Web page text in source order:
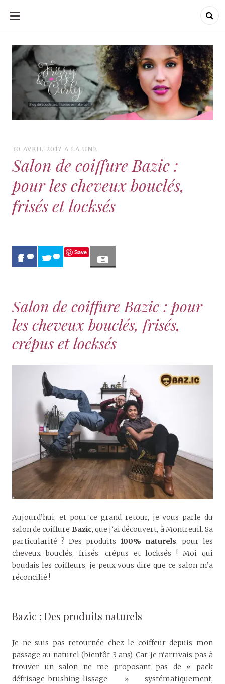
ALLER
CONTENU
Frizzy & Curly
Frizzy & Curly
30 AVRIL 2017 A LA UNE
Salon de coiffure Bazic :
pour les cheveux bouclés,
frisés et locksés
0 0
Save
Salon de coiffure Bazic : pour
les cheveux bouclés, frisés,
crépus et locksés
Aujourd’hui, et pour ce grand retour, je vous parle du
salon de coiffure Bazic, que j’ai découvert, à Montreuil. Sa
particularité ? Des produits 100% naturels, pour les
cheveux bouclés, frisés, crépus et locksés ! Moi qui
boudais les coiffeurs, je peux vous dire que ce salon m’a
réconcilié !
Bazic : Des produits naturels
Je ne suis pas retournée chez le coiffeur depuis mon
passage au naturel (bientôt 3 ans). Car je n’arrivais pas à
trouver un salon ne me proposant pas de « pack
défrisage-brushing-lissage » systématiquement,